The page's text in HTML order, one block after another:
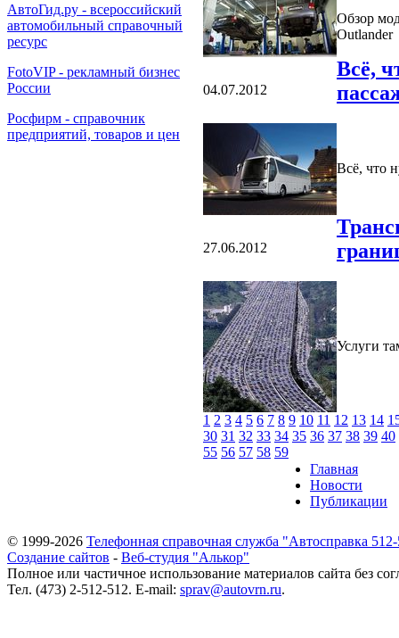
АвтоГид.ру - всероссийский
автомобильный справочный
ресурс
FotoVIP - рекламный бизнес
России
Росфирм - справочник
предприятий, товаров и цен
Обзор
Outlander
04.07.2012
Всё,
Всё, что
27.06.2012
Услуги
1 2 3 4 5 6 7 8 9 10 11 12 13 14
30 31 32 33 34 35 36 37 38 39 40
55 56 57 58 59
Главная
Новости
Публикации
© 1999-2026 Телефонная справочная служба "Автосправка
Создание сайтов - Веб-студия "Алькор"
Полное или частичное использование материалов сайта без
Тел. (473) 2-512-512. E-mail: sprav@autovrn.ru.